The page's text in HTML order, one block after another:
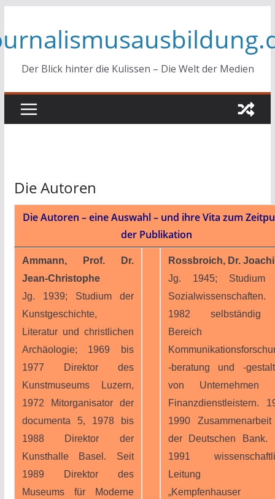
springen
Der Blick hinter die Kulissen – Die Welt der Medien
Die Autoren
Die Autoren – eine Auswahl – und ihre Vita zum
der Publikation
Ammann, Prof. Dr.
Jean-Christophe
Jg. 1939; Studium der
Kunstgeschichte,
Literatur und christlichen
Archäologie; 1969 bis
1977 Direktor des
Kunstmuseums Luzern,
1972 Mitorganisator der
documenta 5, 1978 bis
1988 Direktor der
Kunsthalle Basel. Seit
1989 Direktor des
Museums für Moderne
Rossbroich, Dr.
Jg. 1945; Studium
Sozialwissenschaften.
1982 selbständig
Bereich
-beratung und -
von Unternehmen
Finanzdienstleistern.
1990
der Deutschen Bank.
1991
Leitung
„Kempfenhauser